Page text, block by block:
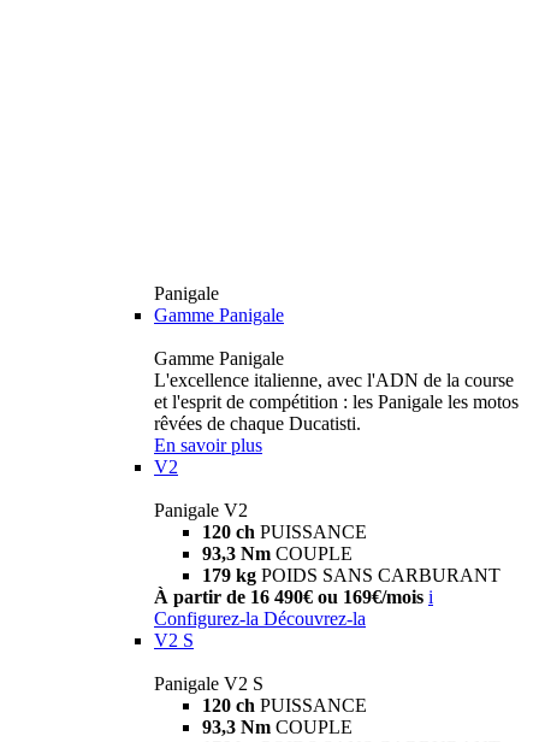
Panigale
Gamme Panigale
Gamme Panigale
L'excellence italienne, avec l'ADN de la course
et l'esprit de compétition : les Panigale les motos
rêvées de chaque Ducatisti.
En savoir plus
V2
Panigale V2
120 ch PUISSANCE
93,3 Nm COUPLE
179 kg POIDS SANS CARBURANT
À partir de 16 490€ ou 169€/mois i
Configurez-la Découvrez-la
V2 S
Panigale V2 S
120 ch PUISSANCE
93,3 Nm COUPLE